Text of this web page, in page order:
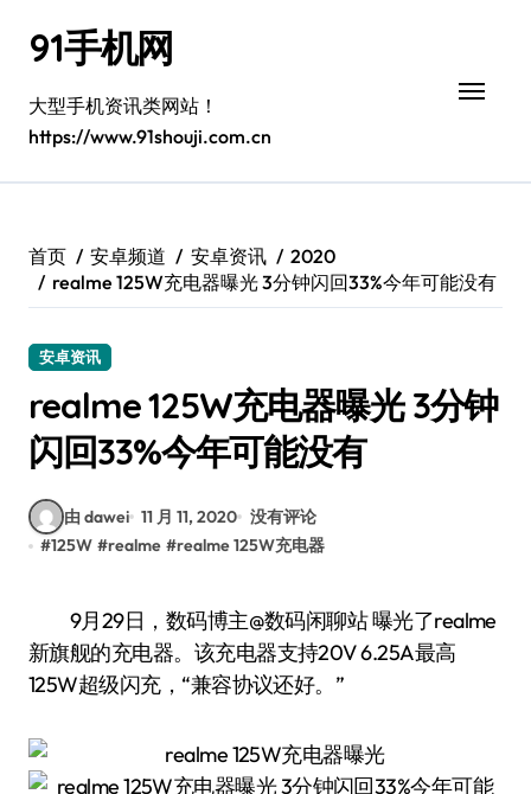
91手机网
大型手机资讯类网站！
https://www.91shouji.com.cn
首页 安卓频道 安卓资讯
2020
realme 125W充电器曝光 3分钟闪回33%今年可能没有
安卓资讯
realme 125W充电器曝光 3分钟
闪回33%今年可能没有
由 dawei 11 月 11, 2020 没有评论
#125W #realme #realme 125W充电器
9月29日，数码博主@数码闲聊站 曝光了realme
新旗舰的充电器。该充电器支持20V 6.25A最高
125W超级闪充，“兼容协议还好。”